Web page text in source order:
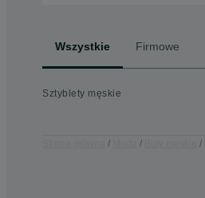
Wszystkie Firmowe
Sztyblety męskie